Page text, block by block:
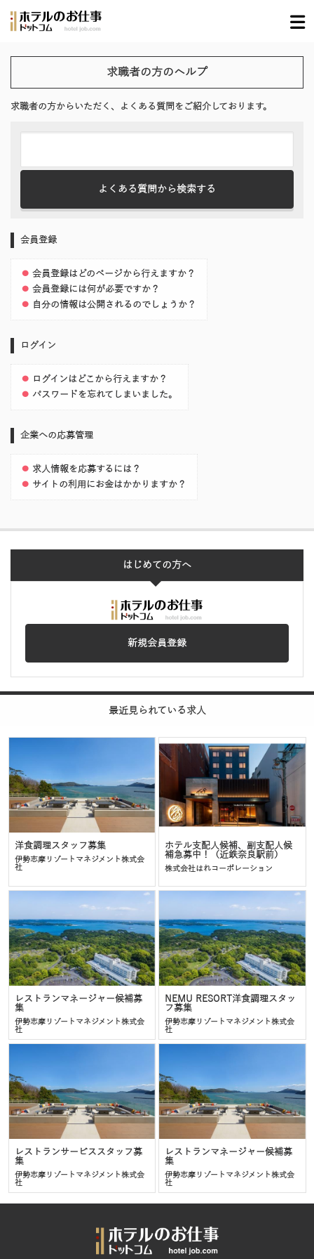
求職者の方のヘルプ
求職者の方からいただく、よくある質問をご紹介しております。
会員登録
会員登録はどのページから行えますか？
会員登録には何が必要ですか？
自分の情報は公開されるのでしょうか？
ログイン
ログインはどこから行えますか？
パスワードを忘れてしまいました。
企業への応募管理
求人情報を応募するには？
サイトの利用にお金はかかりますか？
はじめての方へ
新規会員登録
最近見られている求人
洋食調理スタッフ募集
伊勢志摩リゾートマネジメント株式会
社
ホテル支配人候補、副支配人候
補急募中！（近鉄奈良駅前）
株式会社はれコーポレーション
レストランマネージャー候補募
集
伊勢志摩リゾートマネジメント株式会
社
NEMU RESORT洋食調理スタッ
フ募集
伊勢志摩リゾートマネジメント株式会
社
レストランサービススタッフ募
集
伊勢志摩リゾートマネジメント株式会
社
レストランマネージャー候補募
集
伊勢志摩リゾートマネジメント株式会
社